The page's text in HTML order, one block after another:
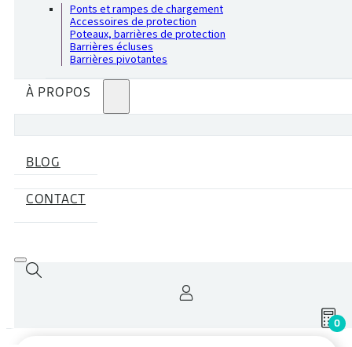
Ponts et rampes de chargement
Accessoires de protection
Poteaux, barrières de protection
Barrières écluses
Barrières pivotantes
À PROPOS
BLOG
CONTACT
0